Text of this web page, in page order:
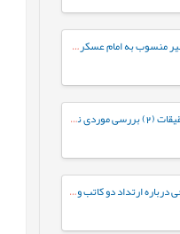
رویکرد شیخ صدوق به روایات تفسیر منسوب به امام عسکری علیه السلام مطالعه‌ای در روش نقل و گزینش
آسیب‌شناسی ابزار رایانه‌ای در تحقیقات (2) بررسی موردی نرم‌افزارهای «جامع الاحادیث 5/3» و «جامع فقه 3»
بررسی یگانه‌انگاریِ دو رخداد تاریخی درباره ارتداد دو کاتب وحی